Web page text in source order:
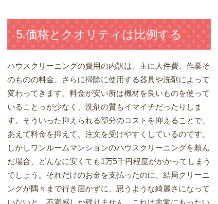
5.価格とクオリティは比例する
ハウスクリーニングの費用の内訳は、主に人件費、作業そ
のものの料金、さらに掃除に使用する器具や洗剤によって
変わってきます。料金が安い所は機材を良いものを使って
いることっが少なく、洗剤の質もイマイチだったりしま
す。そういった抑えられる部分のコストを抑えることで、
あえて料金を抑えて、注文を受けやすくしているのです。
しかしワンルームマンションのハウスクリーニングを頼ん
だ場合、どんなに安くても1万5千円程度がかかってしまう
でしょう。それだけのお金を支払ったのに、結局クリーニ
ングが隅々まで行き届かずに、思うような綺麗さになって